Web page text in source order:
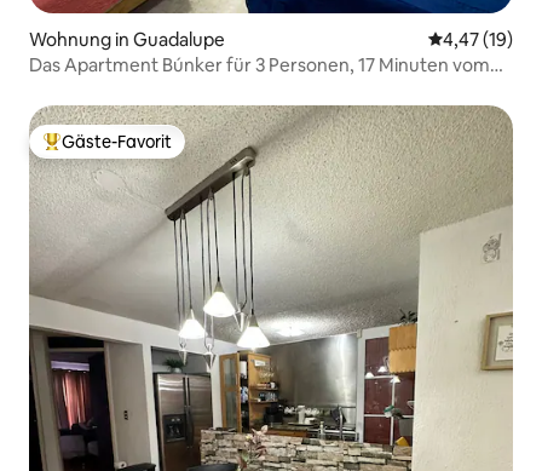
Wohnung in Guadalupe
4,47 (19)
Das Apartment Búnker für 3 Personen, 17 Minuten vom
Beliebter Gäste-Favorit.
Gäste-Favorit